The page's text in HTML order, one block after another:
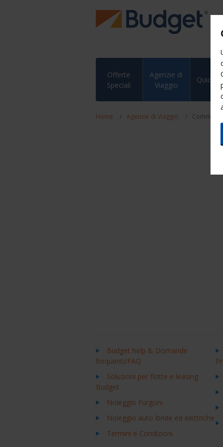
Offerte
Speciali
Agenzie di
Viaggio
Home Agenzie di Viaggio
Budget help & Domande
frequenti/FAQ
Soluzioni per flotte e leasing
Budget
Noleggio Furgoni
Noleggio auto ibride ed elettriche
Termini e Condizioni